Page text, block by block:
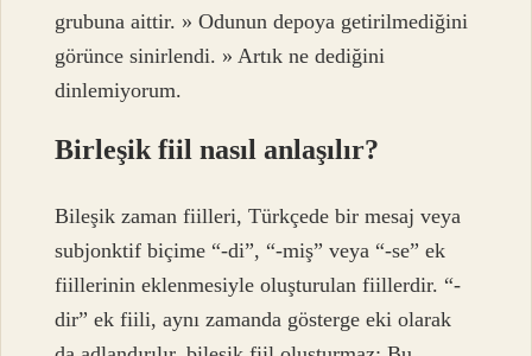
grubuna aittir. » Odunun depoya getirilmediğini
görünce sinirlendi. » Artık ne dediğini
dinlemiyorum.
Birleşik fiil nasıl anlaşılır?
Bileşik zaman fiilleri, Türkçede bir mesaj veya
subjonktif biçime “-di”, “-miş” veya “-se” ek
fiillerinin eklenmesiyle oluşturulan fiillerdir. “-
dir” ek fiili, aynı zamanda gösterge eki olarak